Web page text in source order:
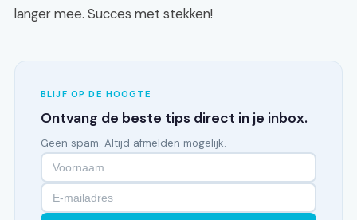
langer mee. Succes met stekken!
BLIJF OP DE HOOGTE
Ontvang de beste tips direct in je inbox.
Geen spam. Altijd afmelden mogelijk.